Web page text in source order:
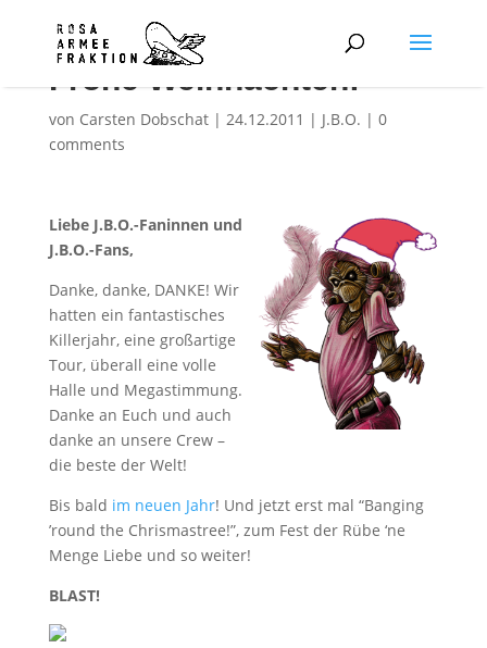
Frohe Weihnachten!
von Carsten Dobschat| 24.12.2011 | J.B.O. | 0
comments
Liebe J.B.O.-Faninnen und
J.B.O.-Fans,
Danke, danke, DANKE! Wir
hatten ein fantastisches
Killerjahr, eine großartige
Tour, überall eine volle
Halle und Megastimmung.
Danke an Euch und auch
danke an unsere Crew –
die beste der Welt!
Bis bald im neuen Jahr! Und jetzt erst mal “Banging
’round the Chrismastree!”, zum Fest der Rübe ‘ne
Menge Liebe und so weiter!
BLAST!